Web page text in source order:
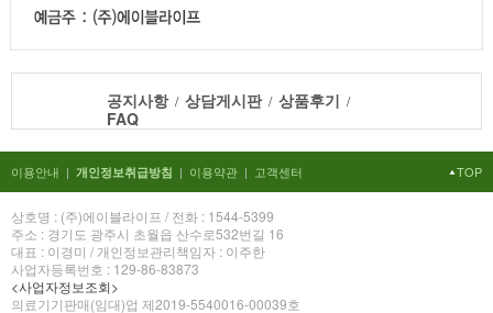
공지사항/ 상담게시판/ 상품후기 /
FAQ
이용안내 | 개인정보취급방침 | 이용약관 | 고객센터 TOP
상호명 : (주)에이블라이프 / 전화 : 1544-5399
주소 : 경기도 광주시 초월읍 산수로532번길 16
대표 : 이경미 / 개인정보관리책임자 : 이주한
사업자등록번호 : 129-86-83873
<사업자정보조회>
의료기기판매(임대)업 제2019-5540016-00039호